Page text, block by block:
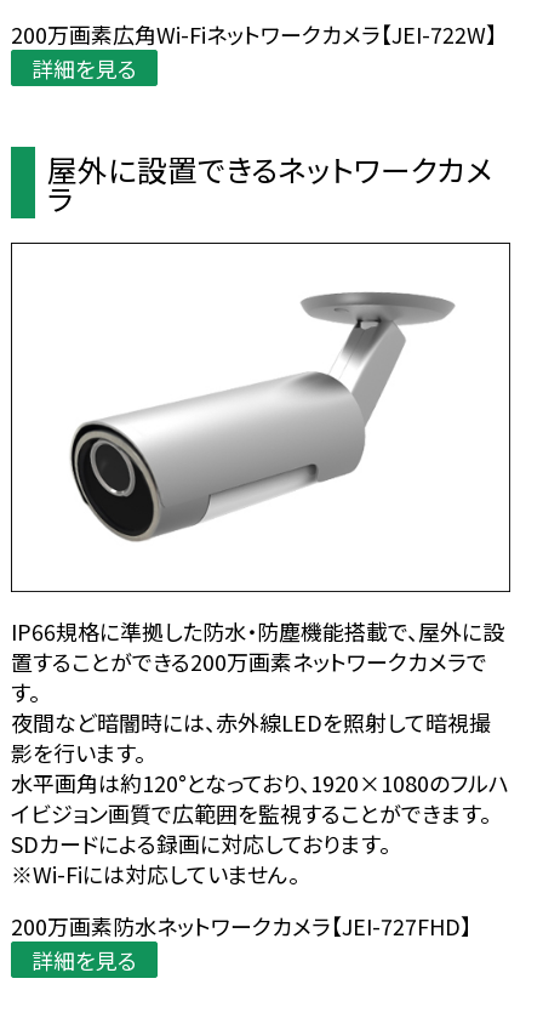
200万画素広角Wi-Fiネットワークカメラ【JEI-722W】
詳細を見る
屋外に設置できるネットワークカメ
ラ
IP66規格に準拠した防水・防塵機能搭載で、屋外に設
置することができる200万画素ネットワークカメラで
す。
夜間など暗闇時には、赤外線LEDを照射して暗視撮
影を行います。
水平画角は約120°となっており、1920×1080のフルハ
イビジョン画質で広範囲を監視することができます。
SDカードによる録画に対応しております。
※Wi-Fiには対応していません。
200万画素防水ネットワークカメラ【JEI-727FHD】
詳細を見る